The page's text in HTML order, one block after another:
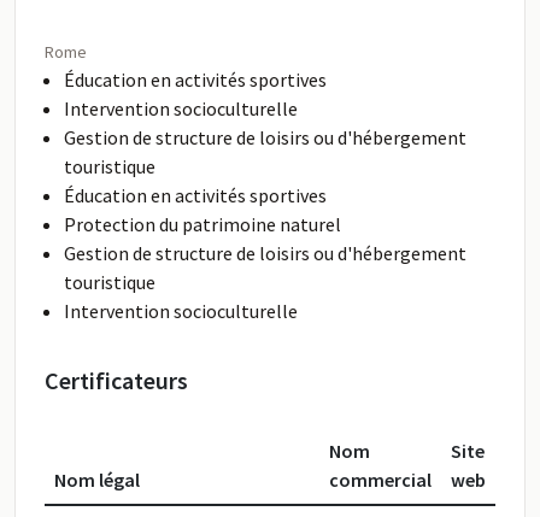
Rome
Éducation en activités sportives
Intervention socioculturelle
Gestion de structure de loisirs ou d'hébergement
touristique
Éducation en activités sportives
Protection du patrimoine naturel
Gestion de structure de loisirs ou d'hébergement
touristique
Intervention socioculturelle
Certificateurs
Nom légal
Nom
commercial
Site
web